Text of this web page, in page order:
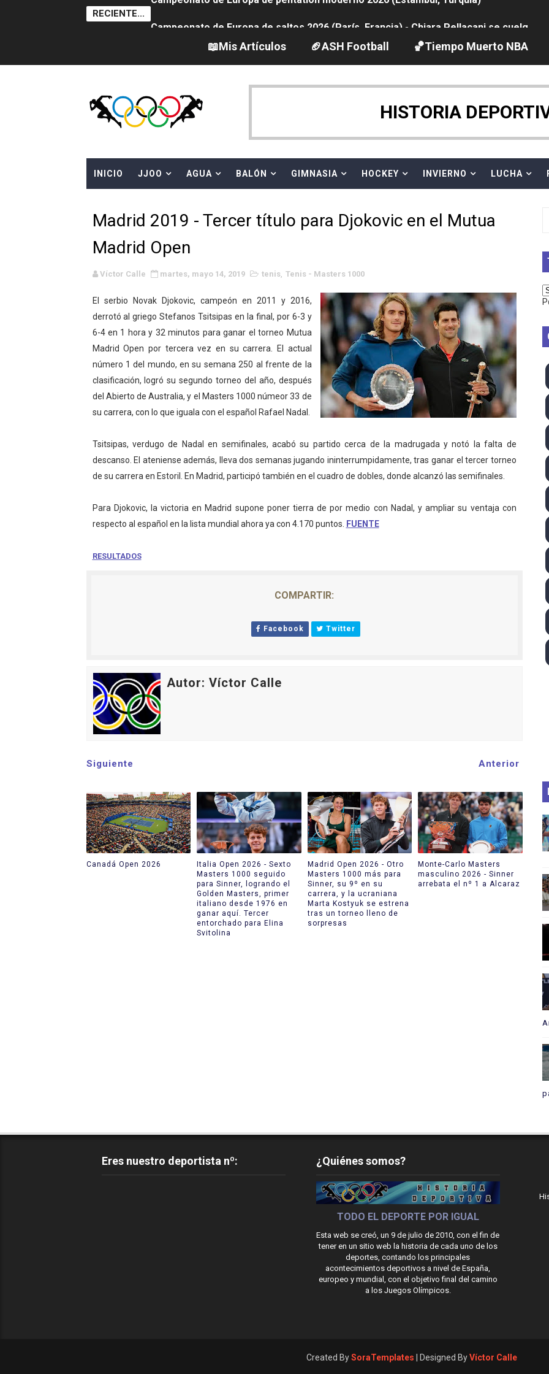
RECIENTE...
Campeonato de Europa de natación artística 2026 (París, Francia) - España se lleva 8
Canadá Open 2026
Tour de Francia femenino 2026 - Etapa 4
Campeonato de Europa en aguas abiertas 2026 (París, Francia) - Ángela Martínez 5ª
Mundial de MotoGP 2026 - GP Gran Bretaña
Grandes éxitos por fin para Chelsea Green, Chad Gable y Baron Corbin en
Campeonato de Europa de MTB 2026 (Monteceneri, Suiza) - Charlie Aldridge y Sina
Campeonato de Europa de remo 2026 (Varese, Italia) - Rumanía, Alemania y Gran
Mundial de lacrosse femenino 2026 (Tokio, Japón) - Estados Unidos invencibles, ya
Máxima celebración en el último Impact! con Jason Hotch como nuevo TNA
Mundial de esgrima 2026 (Hong Kong) - La delegación italiana arrasa con 4 oros y 4
Raquel Rodriguez es la nueva monarca Intercontinental, su primer título individual en
Athletes Unlimited Softball League 2026 - Las Utah Talons son bicampeonas de la
Mundial de piragüismo slalom 2026 (Oklahoma City, Estados Unidos) - Miquel Travé
AEW - Willow al fin es campeona mundial y Maya World arrebata el título TBS a Hikaru
Tour de Francia masculino 2026 - Tadej Pogacar entra en el selecto grupo de los
Mundial de Fórmula 1 2026 - Lando Norris consigue en Hungría su primera victoria
Copa del Mundo femenina 2026 - Estados Unidos campeón dejando a España a las
Mundial Fórmula E 2026 - Victorias de Ticktum y de Vries en Tokyo, con doble podio
Women's Football Alliance 2026 - Minnesota Vixen consigue su ansiado primer título de
Campeonato de Europa de pentatlón moderno 2026 (Estambul, Turquía)
📖Mis Artículos 🏈ASH Football 🏀Tiempo Muerto NBA
HISTORIA
INICIO JJOO AGUA BALÓN GIMNASIA HOCKEY INVIERNO LUCHA
Madrid 2019 - Tercer título para Djokovic en el Mutua
Madrid Open
Víctor Calle martes, mayo 14, 2019 tenis, Tenis - Masters 1000
El serbio Novak Djokovic, campeón en 2011 y 2016,
derrotó al griego Stefanos Tsitsipas en la final, por 6-3 y
6-4 en 1 hora y 32 minutos para ganar el torneo Mutua
Madrid Open por tercera vez en su carrera. El actual
número 1 del mundo, en su semana 250 al frente de la
clasificación, logró su segundo torneo del año, después
del Abierto de Australia, y el Masters 1000 númeor 33 de
su carrera, con lo que iguala con el español Rafael Nadal.
Tsitsipas, verdugo de Nadal en semifinales, acabó su partido cerca de la madrugada y notó la falta de
descanso. El ateniense además, lleva dos semanas jugando ininterrumpidamente, tras ganar el tercer torneo
de su carrera en Estoril. En Madrid, participó también en el cuadro de dobles, donde alcanzó las semifinales.
Para Djokovic, la victoria en Madrid supone poner tierra de por medio con Nadal, y ampliar su ventaja con
respecto al español en la lista mundial ahora ya con 4.170 puntos.
FUENTE
RESULTADOS
COMPARTIR:
Facebook Twitter
Autor: Víctor Calle
Siguiente Anterior
Canadá Open 2026
Italia Open 2026 - Sexto
Masters 1000 seguido
para Sinner, logrando el
Golden Masters, primer
italiano desde 1976 en
ganar aquí. Tercer
entorchado para Elina
Svitolina
Madrid Open 2026 - Otro
Masters 1000 más para
Sinner, su 9º en su
carrera, y la ucraniana
Marta Kostyuk se estrena
tras un torneo lleno de
sorpresas
Monte-Carlo Masters
masculino 2026 - Sinner
arrebata el nº 1 a Alcaraz
Eres nuestro deportista nº: ¿Quiénes somos?
TODO EL DEPORTE POR IGUAL
Esta web se creó, un 9 de julio de 2010, con el fin de
tener en un sitio web la historia de cada uno de los
deportes, contando los principales
acontecimientos deportivos a nivel de España,
europeo y mundial, con el objetivo final del camino
a los Juegos Olímpicos.
Created BySoraTemplates | Designed ByVíctor Calle